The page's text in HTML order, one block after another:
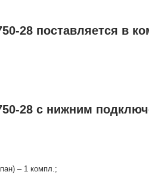
28 поставляется в
28 с нижним
– 1 компл.;